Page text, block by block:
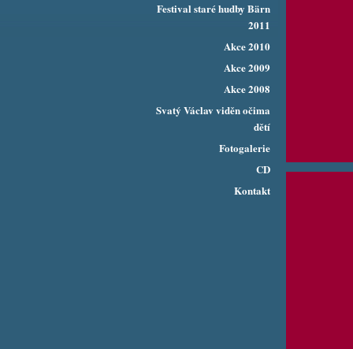
Festival staré hudby Bärn
2011
Akce 2010
Akce 2009
Akce 2008
Svatý Václav viděn očima
dětí
Fotogalerie
CD
Kontakt